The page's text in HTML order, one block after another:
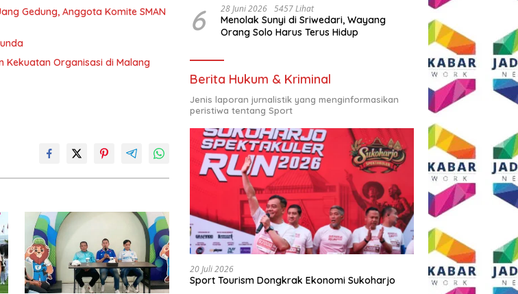
Gedung, Anggota Komite SMAN
Kekuatan Organisasi di Malang
6 28 Juni 2026 5457 Lihat
Menolak Sunyi di Sriwedari, Wayang
Orang Solo Harus Terus Hidup
Berita Hukum & Kriminal
Jenis laporan jurnalistik yang menginformasikan
peristiwa tentang Sport
20 Juli 2026
Sport Tourism Dongkrak Ekonomi Sukoharjo